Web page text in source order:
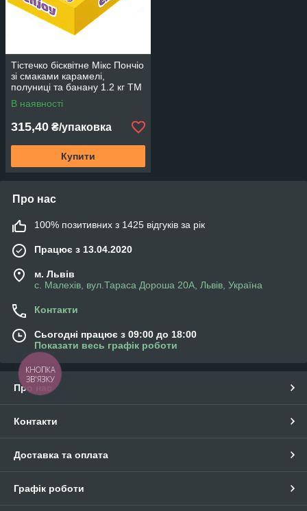
Тістечко бісквітне Мікс Пончіо
зі смаками карамелі,
полуниці та банану 1.2 кг ТМ
Really ENJOY
В наявності
315,40 ₴/упаковка
Купити
Про нас
100% позитивних з 1425 відгуків за рік
Працює з 13.04.2020
м. Львів
с. Малехів, вул.Тараса Дороша 20А, Львів, Україна
Контакти
Сьогодні працює з 09:00 до 18:00
Показати весь графік роботи
Про нас
Контакти
Доставка та оплата
Графік роботи
КНОПКА
ЗВ'ЯЗКУ